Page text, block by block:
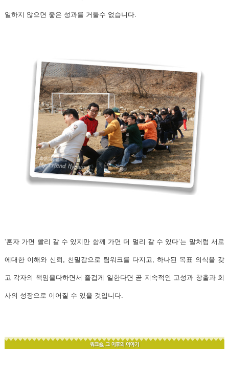
일하지 않으면 좋은 성과를 거둘수 없습니다.
‘혼자 가면 빨리 갈 수 있지만 함께 가면 더 멀리 갈 수 있다’는 말처럼 서로
에대한 이해와 신뢰, 친밀감으로 팀워크를 다지고, 하나된 목표 의식을 갖
고 각자의 책임을다하면서 즐겁게 일한다면 곧 지속적인 고성과 창출과 회
사의 성장으로 이어질 수 있을 것입니다.